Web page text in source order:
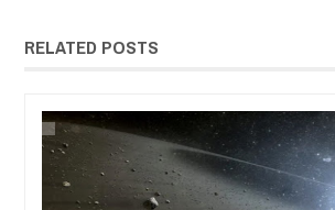
RELATED POSTS
MISTERIO